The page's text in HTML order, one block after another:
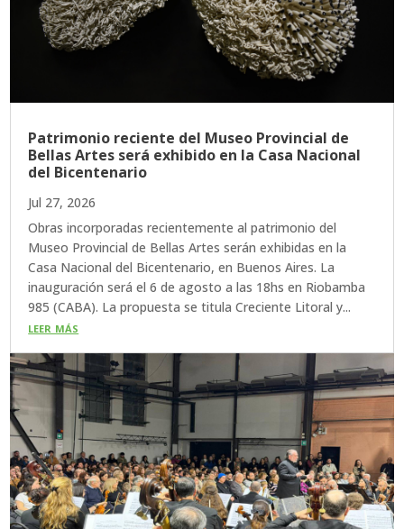
Patrimonio reciente del Museo Provincial de
Bellas Artes será exhibido en la Casa Nacional
del Bicentenario
Jul 27, 2026
Obras incorporadas recientemente al patrimonio del
Museo Provincial de Bellas Artes serán exhibidas en la
Casa Nacional del Bicentenario, en Buenos Aires. La
inauguración será el 6 de agosto a las 18hs en Riobamba
985 (CABA). La propuesta se titula Creciente Litoral y...
leer más